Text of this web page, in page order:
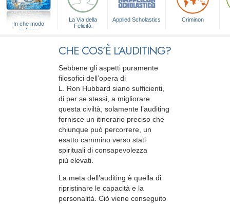
In che modo
aiutiamo
La Via della
Felicità
Applied Scholastics Criminon
CHE COS’È L’AUDITING?
Sebbene gli aspetti puramente
filosofici dell’opera di
L. Ron Hubbard siano sufficienti,
di per se stessi, a migliorare
questa civiltà, solamente l’auditing
fornisce un itinerario preciso che
chiunque può percorrere, un
esatto cammino verso stati
spirituali di consapevolezza
più elevati.
La meta dell’auditing è quella di
ripristinare le capacità e la
personalità. Ciò viene conseguito